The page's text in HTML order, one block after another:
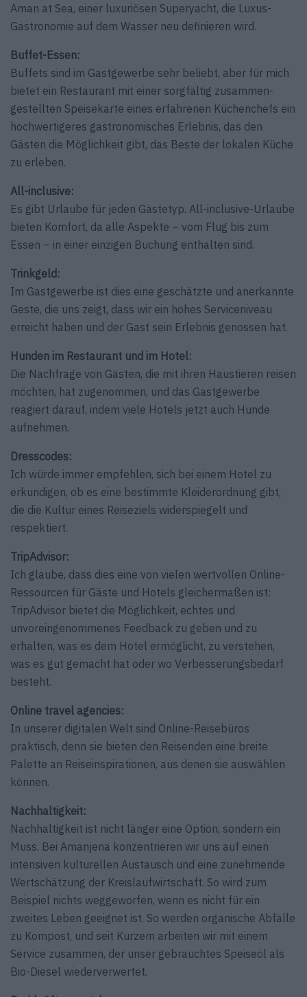
Aman at Sea, einer luxuriösen Superyacht, die Luxus-
Gastronomie auf dem Wasser neu definieren wird.
Buffet-Essen:
Buffets sind im Gastgewerbe sehr beliebt, aber für mich
bietet ein Restaurant mit einer sorgfältig zusammen­
gestellten Speisekarte eines erfahrenen Küchenchefs ein
hochwertigeres gastrono­misches Erlebnis, das den
Gästen die Möglichkeit gibt, das Beste der lokalen Küche
zu erleben.
All-inclusive:
Es gibt Urlaube für jeden Gästetyp. All-inclusive-Urlaube
bieten Komfort, da alle Aspekte – vom Flug bis zum
Essen – in einer einzigen Buchung enthalten sind.
Trinkgeld:
Im Gastgewerbe ist dies eine geschätzte und anerkannte
Geste, die uns zeigt, dass wir ein hohes Serviceniveau
erreicht haben und der Gast sein Erlebnis genossen hat.
Hunden im Restaurant und im Hotel:
Die Nachfrage von Gästen, die mit ihren Haustieren reisen
möchten, hat zugenommen, und das Gastgewerbe
reagiert darauf, indem viele Hotels jetzt auch Hunde
aufnehmen.
Dresscodes:
Ich würde immer empfehlen, sich bei einem Hotel zu
erkundigen, ob es eine bestimmte Kleiderordnung gibt,
die die Kultur eines Reiseziels widerspiegelt und
respektiert.
TripAdvisor:
Ich glaube, dass dies eine von vielen wertvollen Online-
Ressourcen für Gäste und Hotels gleichermaßen ist:
TripAdvisor bietet die Möglichkeit, echtes und
unvoreingenommenes Feedback zu geben und zu
erhalten, was es dem Hotel ermöglicht, zu verstehen,
was es gut gemacht hat oder wo Verbesserungsbedarf
besteht.
Online travel agencies:
In unserer digitalen Welt sind Online-Reisebüros
praktisch, denn sie bieten den Reisenden eine breite
Palette an Reiseinspirationen, aus denen sie auswählen
können.
Nachhaltigkeit:
Nachhaltigkeit ist nicht länger eine Option, sondern ein
Muss. Bei Amanjena konzentrieren wir uns auf einen
intensiven kulturellen Austausch und eine zunehmende
Wertschätzung der Kreislaufwirtschaft. So wird zum
Beispiel nichts weggeworfen, wenn es nicht für ein
zweites Leben geeignet ist. So werden organische Abfälle
zu Kompost, und seit Kurzem arbeiten wir mit einem
Service zusammen, der unser gebrauchtes Speiseöl als
Bio-Diesel wiederverwertet.